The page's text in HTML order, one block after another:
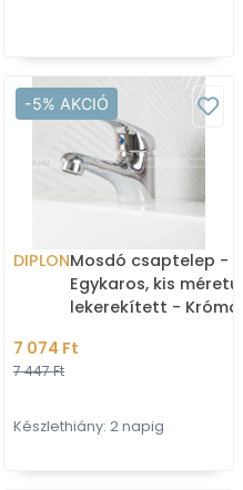
-5% AKCIÓ
DIPLONMosdó csaptelep -
Egykaros, kis méretű,
lekerekített -
7 074 Ft
7 447 Ft
Készlethiány: 2 napig